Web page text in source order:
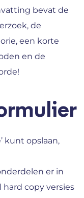
bevat de
de
een korte
en de
kunt opslaan,
er in
copy versies